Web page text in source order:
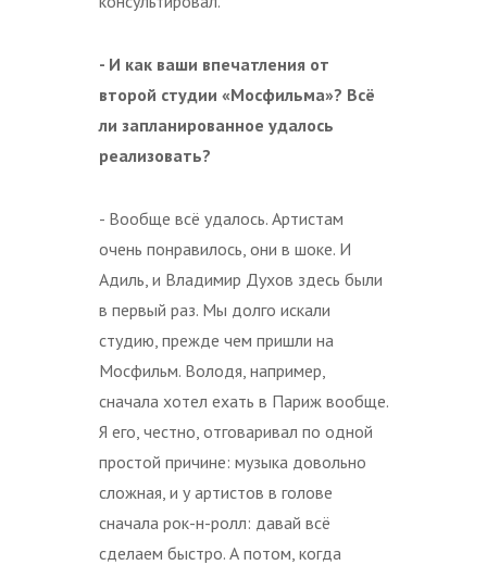
- И как ваши впечатления от
второй студии «Мосфильма»? Всё
ли запланированное удалось
реализовать?
- Вообще всё удалось. Артистам
очень понравилось, они в шоке. И
Адиль, и Владимир Духов здесь были
в первый раз. Мы долго искали
студию, прежде чем пришли на
Мосфильм. Володя, например,
сначала хотел ехать в Париж вообще.
Я его, честно, отговаривал по одной
простой причине: музыка довольно
сложная, и у артистов в голове
сначала рок-н-ролл: давай всё
сделаем быстро. А потом, когда